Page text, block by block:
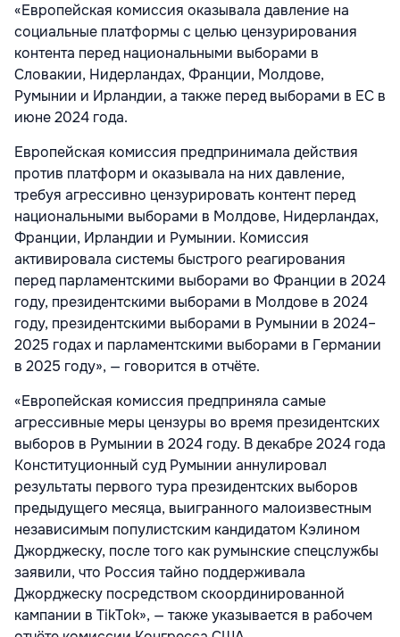
«Европейская комиссия оказывала давление на
социальные платформы с целью цензурирования
контента перед национальными выборами в
Словакии, Нидерландах, Франции, Молдове,
Румынии и Ирландии, а также перед выборами в ЕС в
июне 2024 года.
Европейская комиссия предпринимала действия
против платформ и оказывала на них давление,
требуя агрессивно цензурировать контент перед
национальными выборами в Молдове, Нидерландах,
Франции, Ирландии и Румынии. Комиссия
активировала системы быстрого реагирования
перед парламентскими выборами во Франции в 2024
году, президентскими выборами в Молдове в 2024
году, президентскими выборами в Румынии в 2024–
2025 годах и парламентскими выборами в Германии
в 2025 году», — говорится в отчёте.
«Европейская комиссия предприняла самые
агрессивные меры цензуры во время президентских
выборов в Румынии в 2024 году. В декабре 2024 года
Конституционный суд Румынии аннулировал
результаты первого тура президентских выборов
предыдущего месяца, выигранного малоизвестным
независимым популистским кандидатом Кэлином
Джорджеску, после того как румынские спецслужбы
заявили, что Россия тайно поддерживала
Джорджеску посредством скоординированной
кампании в TikTok», — также указывается в рабочем